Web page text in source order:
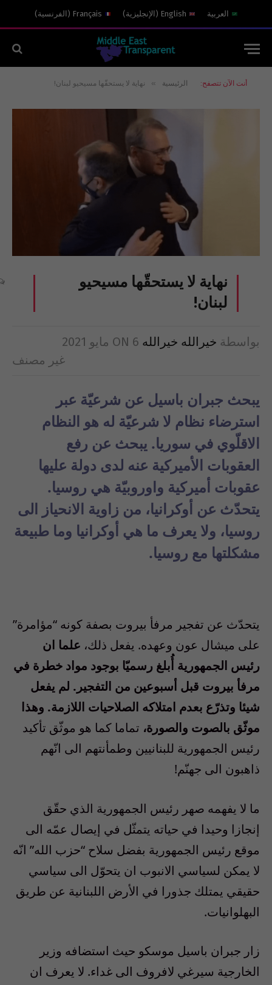
العربية English
( الإنجليزية)
Français
( الفرنسية)
أنت الآن تتصفح: الرئيسية » نهاية لا يستحقّها مسيحيو لبنان!
نهاية لا يستحقّها مسيحيو
لبنان!
بواسطة خيرالله خيرالله ON 6 مايو 2021
غير مصنف
يبحث جبران باسيل عن شرعيّة عبر
استرضاء نظام لا شرعيّة له هو النظام
الاقلّوي في سوريا. يبحث عن رفع
العقوبات الأميركية عنه لدى دولة عليها
عقوبات أميركية واوروبيّة هي روسيا.
يتحدّث عن أوكرانيا، من زاوية الانحياز الى
روسيا، ولا يعرف ما هي أوكرانيا وما طبيعة
مشكلتها مع روسيا.
يتحدّث عن تفجير مرفأ بيروت بصفة كونه “مؤامرة”
على ميشال عون وعهده. يفعل ذلك، علما ان
رئيس الجمهورية أُبلغ رسميّا بوجود مواد خطرة في
مرفأ بيروت قبل أسبوعين من التفجير. لم يفعل
شيئا وتذرّع بعدم امتلاكه الصلاحيات اللازمة. وهذا
موثّق بالصوت والصورة، تماما كما هو موثّق تأكيد
رئيس الجمهورية للبنانيين وطمأنتهم الى انّهم
ذاهبون الى جهنّم!
ما لا يفهمه صهر رئيس الجمهورية الذي حقّق
إنجازا وحيدا في حياته يتمثّل في إيصال عمّه الى
موقع رئيس الجمهورية بفضل سلاح “حزب الله” انّه
لا يمكن لسياسي الانبوب ان يتحوّل الى سياسي
حقيقي يمتلك جذورا في الأرض اللبنانية عن طريق
البهلوانيات.
زار جبران باسيل موسكو حيث استضافه وزير
الخارجية سيرغي لافروف الى غداء. لا يعرف ان